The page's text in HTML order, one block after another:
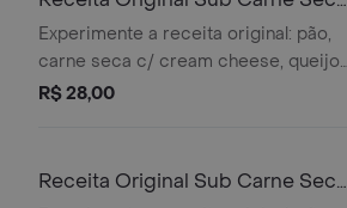
C/ Cream Cheese 15Cm
Experimente a receita original: pão,
carne seca c/ cream cheese, queijo
muçarela, alface, tomate, cebola,
R$ 28,00
Receita Original Sub Carne Seca